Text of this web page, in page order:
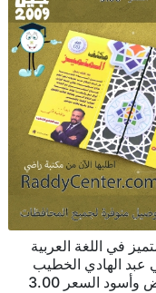
نظرة سريعة
في اللغة العربية
عبد الهادي الخطيب